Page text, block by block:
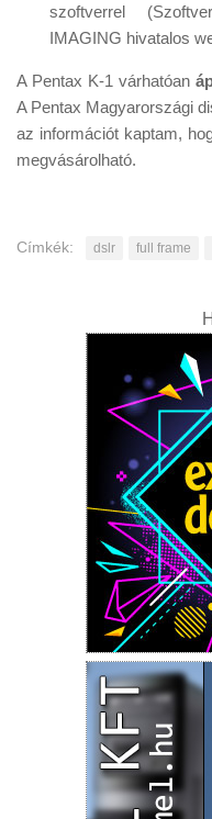
szoftverrel
IMAGING hivatalos
A Pentax K-1 várhatóan
A Pentax Magyarországi
az információt kaptam,
megvásárolható.
Címkék: dslr full frame